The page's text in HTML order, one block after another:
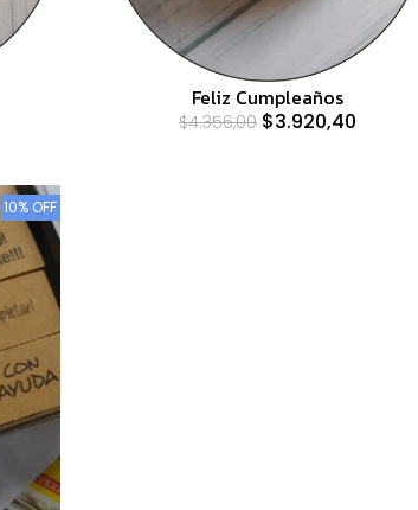
Feliz Cumpleaños
$4.356,00 $3.920,40
10% OFF